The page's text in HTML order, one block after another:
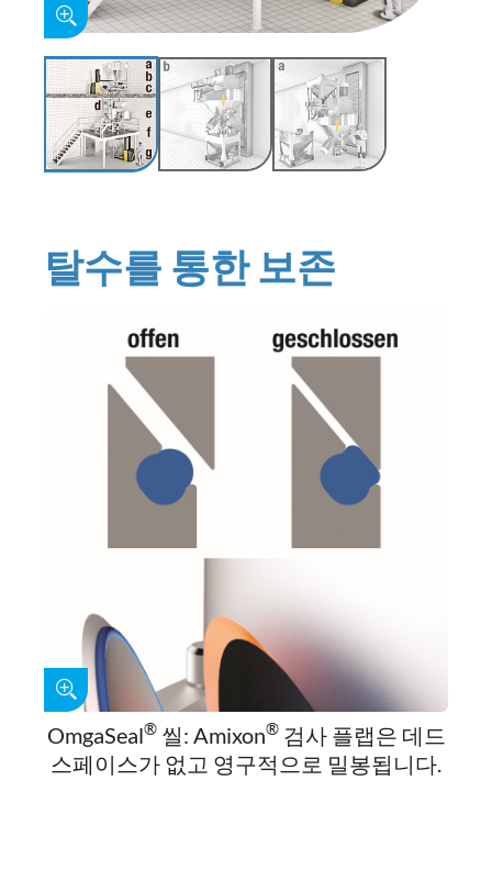
탈수를 통한 보존
OmgaSeal®씰: Amixon®검사 플랩은 데드
스페이스가 없고 영구적으로 밀봉됩니다.